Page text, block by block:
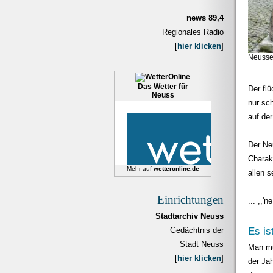
news 89,4
Regionales Radio
[hier klicken]
Das Wetter für
Neuss
Mehr auf wetteronline.de
Einrichtungen
Stadtarchiv Neuss
Gedächtnis der
Stadt Neuss
[hier klicken]
Der
nur
auf
Der
allen
...
Es
Man
der